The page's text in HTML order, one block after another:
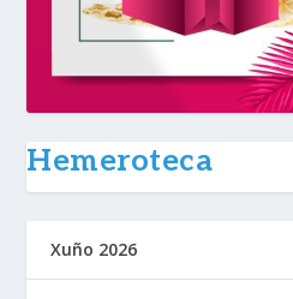
Hemeroteca
Xuño 2026